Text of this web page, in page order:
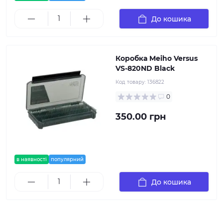
До кошика
в наявності популярний
Коробка Meiho Versus
VS-820ND Black
Код товару: 136822
0
350.00 грн
До кошика